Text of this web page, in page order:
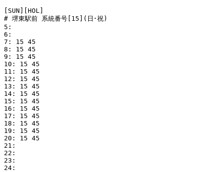
[SUN][HOL]
# 堺東駅前 系統番号[15](日･祝)
5:
6:
7: 15 45
8: 15 45
9: 15 45
10: 15 45
11: 15 45
12: 15 45
13: 15 45
14: 15 45
15: 15 45
16: 15 45
17: 15 45
18: 15 45
19: 15 45
20: 15 45
21:
22:
23:
24: